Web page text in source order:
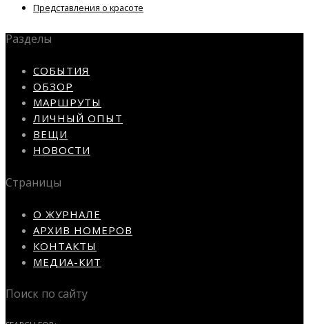
Представления о красоте
Разделы
СОБЫТИЯ
ОБЗОР
МАРШРУТЫ
ЛИЧНЫЙ ОПЫТ
ВЕЩИ
НОВОСТИ
Страницы
О ЖУРНАЛЕ
АРХИВ НОМЕРОВ
КОНТАКТЫ
МЕДИА-КИТ
Поиск по сайту